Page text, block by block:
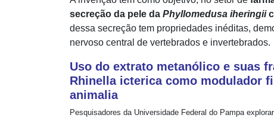
secreção da pele da Phyllomedusa iheringii
dessa secreção tem propriedades inéditas,
nervoso central de vertebrados e invertebrados.
Uso do extrato metanólico e suas
Rhinella icterica como modulador
animalia
Pesquisadores da Universidade Federal do Pampa